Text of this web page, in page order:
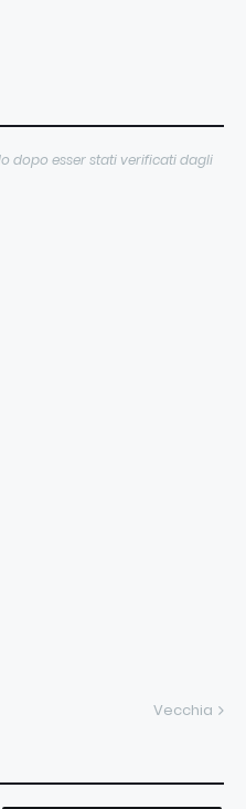
dopo esser stati verificati dagli
Vecchia